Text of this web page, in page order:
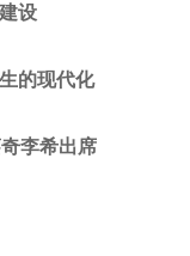
设
的现代化
李希出席